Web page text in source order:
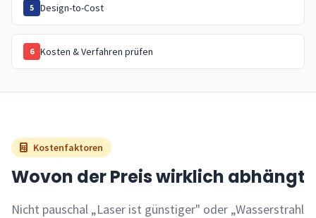
5 Design-to-Cost
6 Kosten & Verfahren prüfen
Kostenfaktoren
Wovon der Preis wirklich abhängt
Nicht pauschal „Laser ist günstiger" oder „Wasserstrahl